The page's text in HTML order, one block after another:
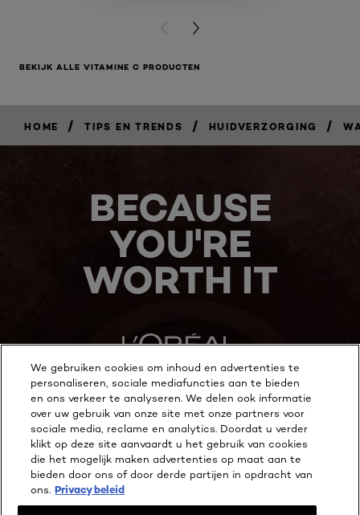
PREVIOUS CARD
NEXT CARD
BEKIJK ALLE VITAMINE C PRODUCTEN
HOME / TIPS EN TRENDS / HUIDVERZORGING /
BECAUSE
YOU'RE
WORTH IT
MEER ONTDEKKEN
ADDRESS
Instagram
Facebook
YouTube
We gebruiken cookies om inhoud en advertenties te
personaliseren, sociale mediafuncties aan te bieden
en ons verkeer te analyseren. We delen ook informatie
over uw gebruik van onze site met onze partners voor
sociale media, reclame en analytics. Doordat u verder
klikt op deze site aanvaardt u het gebruik van cookies
die het mogelijk maken advertenties op maat aan te
bieden door ons of door derde partijen in opdracht van
ons. Privacy beleid